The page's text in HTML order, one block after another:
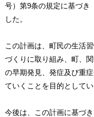
号）第9条の規定に基づき
した。
この計画は、町民の生活
づくりに取り組み、町、
の早期発見、発症及び重
ていくことを目的としてい
今後は、この計画に基づ